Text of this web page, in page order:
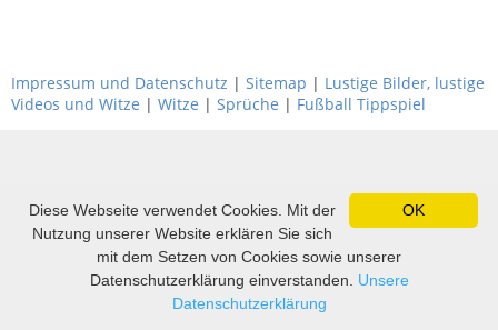
Impressum und Datenschutz | Sitemap | Lustige Bilder, lustige
Videos und Witze | Witze | Sprüche | Fußball Tippspiel
OK
Diese Webseite verwendet Cookies. Mit der
Nutzung unserer Website erklären Sie sich
mit dem Setzen von Cookies sowie unserer
Datenschutzerklärung einverstanden. Unsere
Datenschutzerklärung